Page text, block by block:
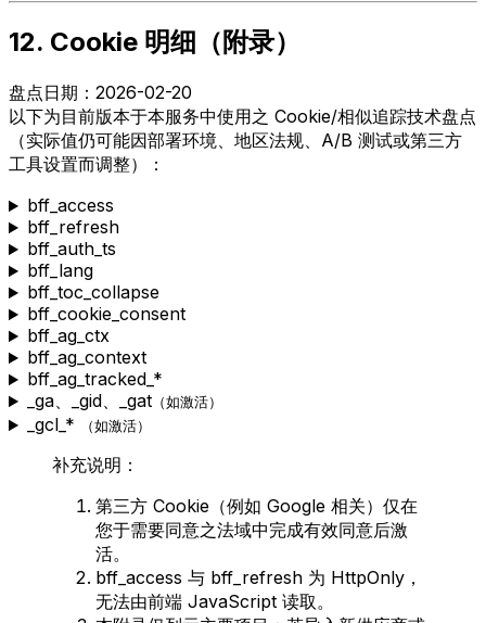
12. Cookie 明细（附录）
盘点日期：2026-02-20
以下为目前版本于本服务中使用之 Cookie/相似追踪技术盘点
（实际值仍可能因部署环境、地区法规、A/B 测试或第三方
工具设置而调整）：
bff_access
bff_refresh
bff_auth_ts
bff_lang
bff_toc_collapse
bff_cookie_consent
bff_ag_ctx
bff_ag_context
bff_ag_tracked_*
_ga、 _gid、 _gat（如激活）
_gcl_* （如激活）
补充说明：
第三方 Cookie（例如 Google 相关）仅在
您于需要同意之法域中完成有效同意后激
活。
bff_access 与 bff_refresh 为 HttpOnly，
无法由前端 JavaScript 读取。